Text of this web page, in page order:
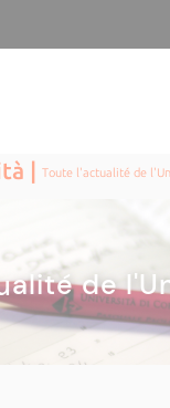
|Toute l'actualité de
de